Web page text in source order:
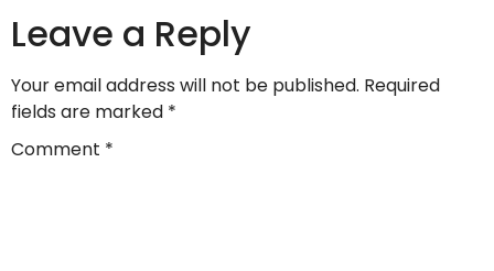
Leave a Reply
Your email address will not be published. Required
fields are marked *
Comment *